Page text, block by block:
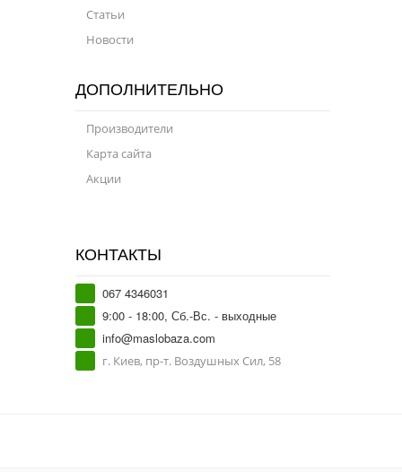
Статьи
Новости
ДОПОЛНИТЕЛЬНО
Производители
Карта сайта
Акции
КОНТАКТЫ
067 4346031
9:00 - 18:00, Сб.-Вс. - выходные
info@maslobaza.com
г. Киев, пр-т. Воздушных Сил, 58